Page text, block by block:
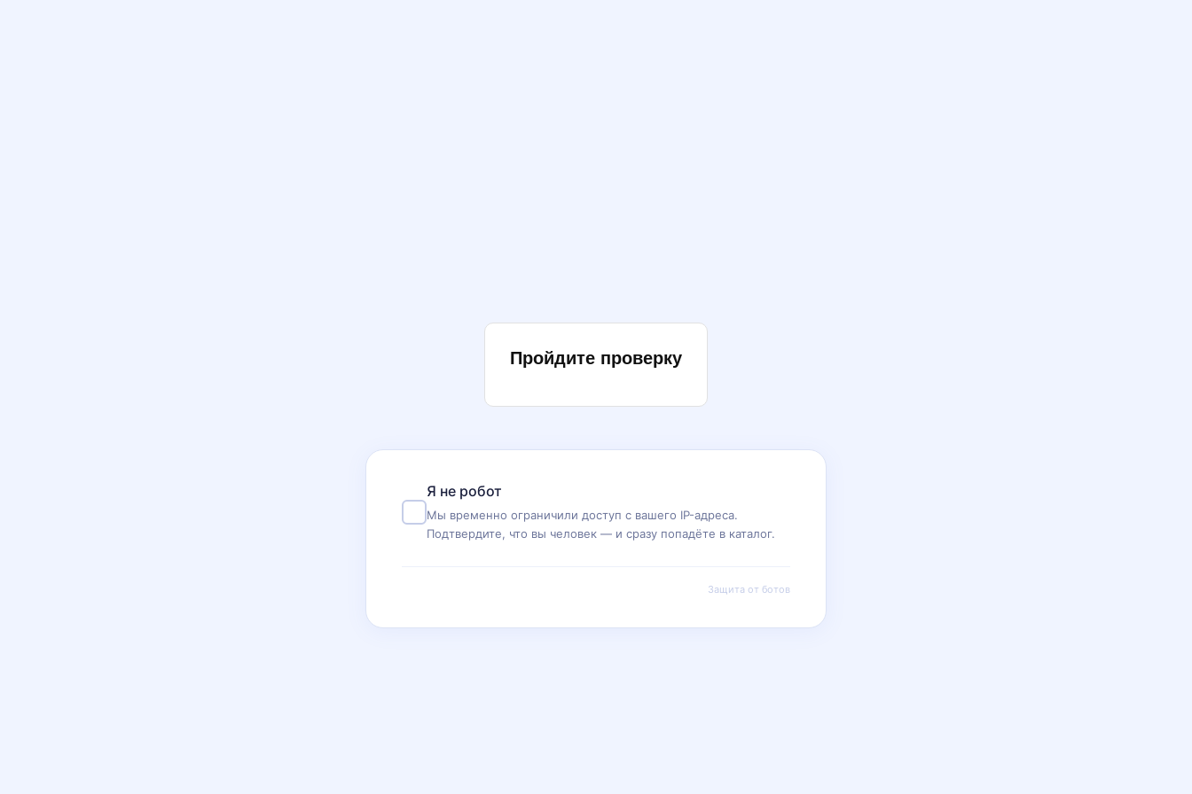
Пройдите проверку
Я не робот
Мы временно ограничили доступ с вашего IP-адреса.
Подтвердите, что вы человек — и сразу попадёте в каталог.
Защита от ботов